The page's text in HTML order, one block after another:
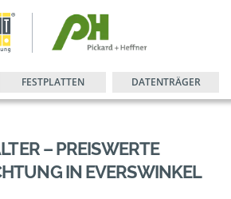
FESTPLATTEN DATENTRÄGER
– PREISWERTE
IN EVERSWINKEL